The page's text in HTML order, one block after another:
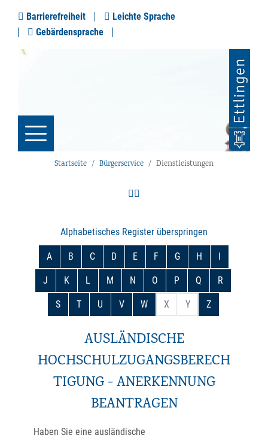
Barrierefreiheit
Leichte Sprache
Gebärdensprache
Startseite Bürgerservice Dienstleistungen
Alphabetisches Register überspringen
A B C D E F G H I
J K L M N O P Q R
S T U V W X Y Z
AUSLÄNDISCHE
HOCHSCHULZUGANGSBERECH
TIGUNG - ANERKENNUNG
BEANTRAGEN
Haben Sie eine ausländische